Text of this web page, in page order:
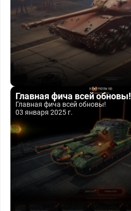
Главная фича всей обновы!
Главная фича всей обновы!
03 января 2025 г.